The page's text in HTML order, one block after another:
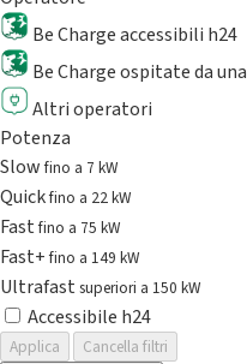
Be Charge accessibili h24
Be Charge ospitate da
Altri operatori
Potenza
Slowfino a 7 kW
Quickfino a 22 kW
Fastfino a 75 kW
Fast+fino a 149 kW
Ultrafast superiori a 150 kW
Accessibile h24
Applica
Cancella filtri